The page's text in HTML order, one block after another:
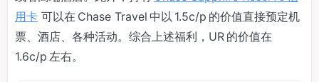
用卡 可以在 Chase Travel 中以 1.5c/p 的价值直接预定机
票、酒店、各种活动。综合上述福利，UR 的价值在
1.6c/p 左右。